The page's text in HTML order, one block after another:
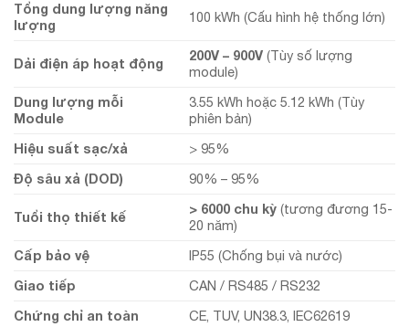
Tổng dung lượng năng
lượng
100 kWh (Cấu hình hệ thống lớn)
Dải điện áp hoạt động
200V – 900V (Tùy số lượng
module)
Dung lượng mỗi
Module
3.55 kWh hoặc 5.12 kWh (Tùy
phiên bản)
Hiệu suất sạc/xả
> 95%
Độ sâu xả (DOD)
90% – 95%
Tuổi thọ thiết kế
> 6000 chu kỳ (tương đương 15-
20 năm)
Cấp bảo vệ
IP55 (Chống bụi và nước)
Giao tiếp
CAN / RS485 / RS232
Chứng chỉ an toàn
CE, TUV, UN38.3, IEC62619